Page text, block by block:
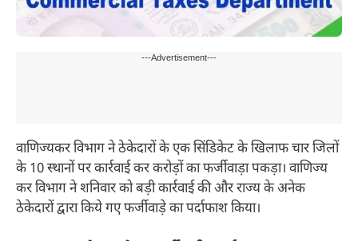
---Advertisement---
वाणिज्यकर विभाग ने ठेकेदारों के एक सिंडिकेट के खिलाफ चार जिलों
के 10 स्थानों पर कार्रवाई कर करोड़ों का फर्जीवाड़ा पकड़ा। वाणिज्य
कर विभाग ने शनिवार को बड़ी कार्रवाई की और राज्य के अनेक
ठेकेदारों द्वारा किये गए फर्जीवाड़े का पर्दाफाश किया।